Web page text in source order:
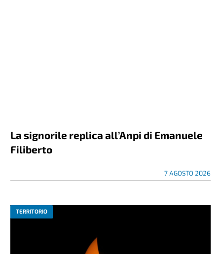
La signorile replica all’Anpi di Emanuele
Filiberto
7 AGOSTO 2026
TERRITORIO